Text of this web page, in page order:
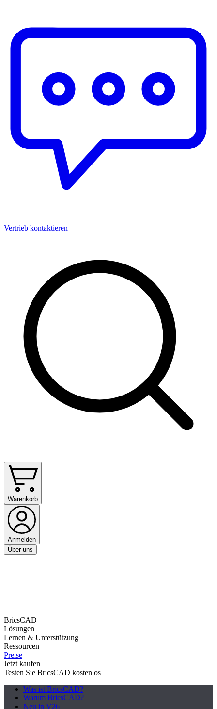
Vertrieb kontaktieren
Warenkorb
Anmelden
Über uns
BricsCAD
Lösungen
Lernen & Unterstützung
Ressourcen
Preise
Jetzt kaufen
Testen Sie BricsCAD kostenlos
Was ist BricsCAD?
Warum BricsCAD?
Neu in V26